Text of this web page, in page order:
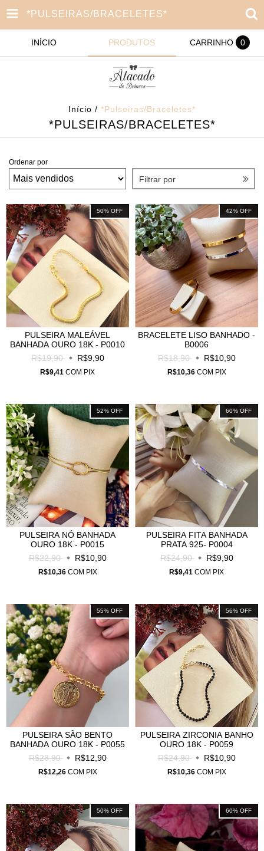
*PULSEIRAS/BRACELETES*
INÍCIO PRODUTOS CARRINHO 0
Início / *Pulseiras/Braceletes*
*PULSEIRAS/BRACELETES*
Ordenar por
Filtrar por
50% OFF
PULSEIRA MALEÁVEL
BANHADA OURO 18K - P0010
R$19,90
R$9,90
R$9,41 COM PIX
42% OFF
BRACELETE LISO BANHADO -
B0006
R$18,90
R$10,90
R$10,36 COM PIX
52% OFF
PULSEIRA NÓ BANHADA
OURO 18K - P0015
R$22,90
R$10,90
R$10,36 COM PIX
60% OFF
PULSEIRA FITA BANHADA
PRATA 925- P0004
R$24,90
R$9,90
R$9,41 COM PIX
55% OFF
PULSEIRA SÃO BENTO
BANHADA OURO 18K - P0055
R$28,90
R$12,90
R$12,26 COM PIX
56% OFF
PULSEIRA ZIRCONIA BANHO
OURO 18K - P0059
R$24,90
R$10,90
R$10,36 COM PIX
50% OFF 60% OFF